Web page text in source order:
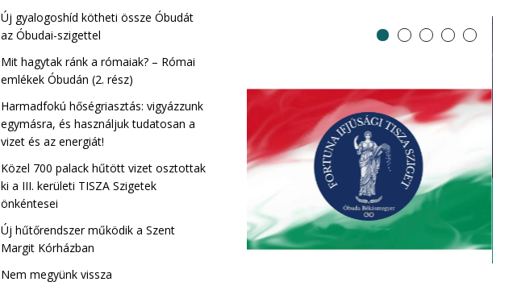
Új gyalogoshíd kötheti össze Óbudát
az Óbudai-szigettel
Mit hagytak ránk a rómaiak? – Római
emlékek Óbudán (2. rész)
Harmadfokú hőségriasztás: vigyázzunk
egymásra, és használjuk tudatosan a
vizet és az energiát!
Közel 700 palack hűtött vizet osztottak
ki a III. kerületi TISZA Szigetek
önkéntesei
Új hűtőrendszer működik a Szent
Margit Kórházban
Nem megyünk vissza
Bibó István TISZA Sziget
Csillaghegy-Rókahegy
III. kerület